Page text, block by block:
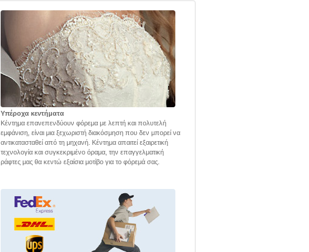
Υπέροχα κεντήματα
Κέντημα επανεπενδύουν φόρεμα με λεπτή και πολυτελή
εμφάνιση, είναι μια ξεχωριστή διακόσμηση που δεν μπορεί να
αντικατασταθεί από τη μηχανή. Κέντημα απαιτεί εξαιρετική
τεχνολογία και συγκεκριμένο όραμα, την επαγγελματική
ράφτες μας θα κεντώ εξαίσια μοτίβο για το φόρεμά σας.